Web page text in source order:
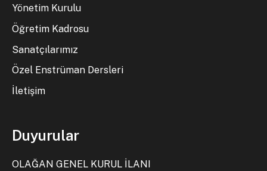
Yönetim Kurulu
Öğretim Kadrosu
Sanatçılarımız
Özel Enstrüman Dersleri
İletişim
Duyurular
OLAĞAN GENEL KURUL İLANI